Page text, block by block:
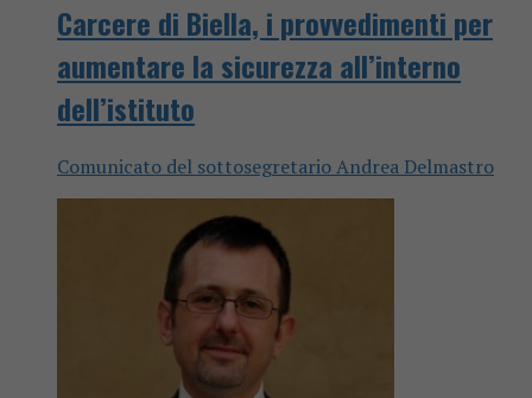
Carcere di Biella, i provvedimenti per
aumentare la sicurezza all’interno
dell’istituto
Comunicato del sottosegretario Andrea Delmastro